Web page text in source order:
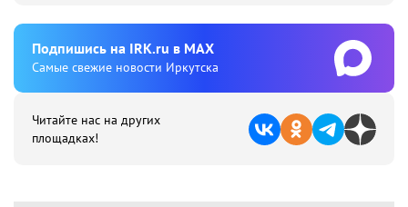
Подпишиcь на IRK.ru в MAX
Cамые свежие новости Иркутска
Читайте нас на других
площадках!